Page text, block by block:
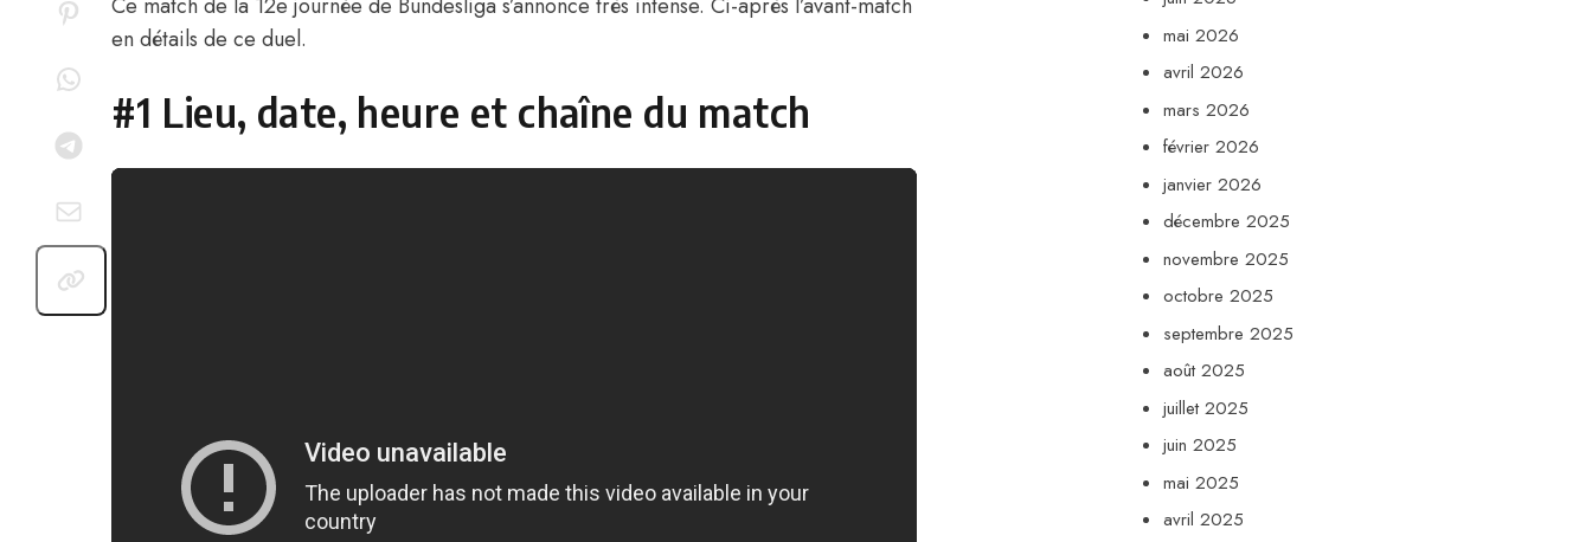
Ce match de la 12e journée de Bundesliga s’annonce très intense. Ci-après l’avant-match
en détails de ce duel.
#1 Lieu, date, heure et chaîne du match
mai 2026
avril 2026
mars 2026
février 2026
janvier 2026
décembre 2025
novembre 2025
octobre 2025
septembre 2025
août 2025
juillet 2025
juin 2025
mai 2025
avril 2025